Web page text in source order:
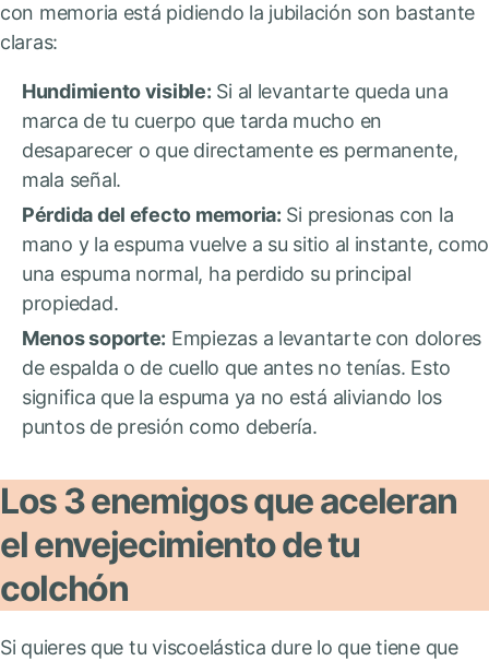
con memoria está pidiendo la jubilación son bastante
claras:
Hundimiento visible: Si al levantarte queda una
marca de tu cuerpo que tarda mucho en
desaparecer o que directamente es permanente,
mala señal.
Pérdida del efecto memoria: Si presionas con la
mano y la espuma vuelve a su sitio al instante, como
una espuma normal, ha perdido su principal
propiedad.
Menos soporte: Empiezas a levantarte con dolores
de espalda o de cuello que antes no tenías. Esto
significa que la espuma ya no está aliviando los
puntos de presión como debería.
Los 3 enemigos que aceleran
el envejecimiento de tu
colchón
Si quieres que tu viscoelástica dure lo que tiene que